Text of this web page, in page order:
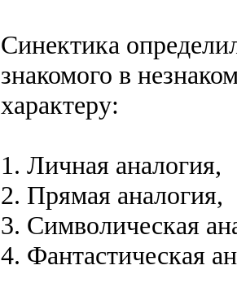
Синектика
знакомого в
характеру:
1. Личная аналогия,
2. Прямая аналогия,
3. Символическая
4. Фантастическая